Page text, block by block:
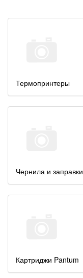
Термопринтеры
Чернила и заправки
Картриджи Pantum